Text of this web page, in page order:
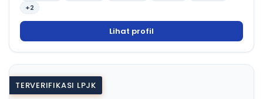
+2
Lihat profil
TERVERIFIKASI LPJK